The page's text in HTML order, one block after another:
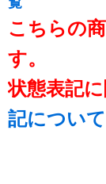
こちらの
す。
状態表記
記について